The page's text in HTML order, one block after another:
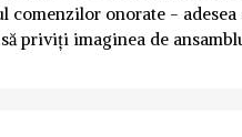
onorate -
priviți imaginea de